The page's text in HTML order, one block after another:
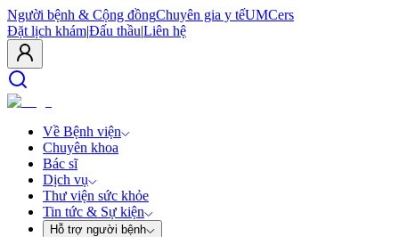
Người bệnh & Cộng đồngChuyên gia y tếUMCers
Đặt lịch khám|Đấu thầu|Liên hệ
Về Bệnh viện
Chuyên khoa
Bác sĩ
Dịch vụ
Thư viện sức khỏe
Tin tức & Sự kiện
Hỗ trợ người bệnh